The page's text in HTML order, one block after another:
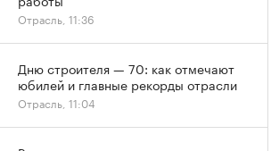
Отрасль, 11:36
Дню строителя — 70: как отмечают
юбилей и главные рекорды отрасли
Отрасль, 11:04